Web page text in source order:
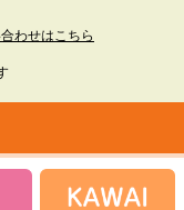
わせはこちら